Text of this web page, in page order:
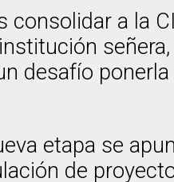
consolidar a la
desafío
etapa se
de